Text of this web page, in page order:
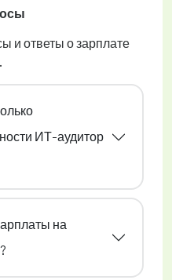
и ответы о зарплате
ИТ-аудитор
на